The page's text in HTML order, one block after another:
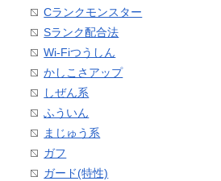
Cランクモンスター
Sランク配合法
Wi-Fiつうしん
かしこさアップ
しぜん系
ふういん
まじゅう系
ガフ
ガード(特性)